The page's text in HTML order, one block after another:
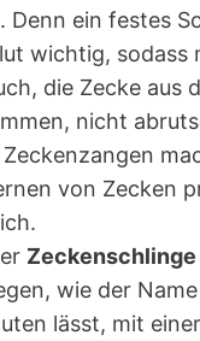
Denn ein festes
wichtig, sodass
die Zecke aus
nicht
Zeckenzangen
von Zecken
Zeckenschlinge
wie der
lässt, mit